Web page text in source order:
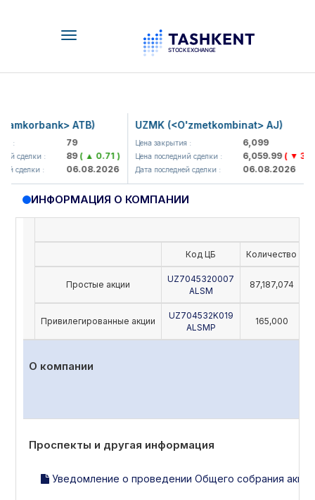
Toggle
ATB)
79
сделки : 89( ▲ 0.71 )
сделки : 06.08.2026
UZMK (<O'zmetkombinat> AJ)
Цена закрытия : 6,099
Цена последний сделки : 6,059.99( ▼
Дата последней сделки : 06.08.2026
ИНФОРМАЦИЯ О КОМПАНИИ
Код ЦБ Количество
Простые акции
UZ7045320007
ALSM
87,187,074
Привилегированные акции
UZ704532K019
ALSMP
165,000
О компании
Проспекты и другая информация
Уведомление о проведении Общего собрания